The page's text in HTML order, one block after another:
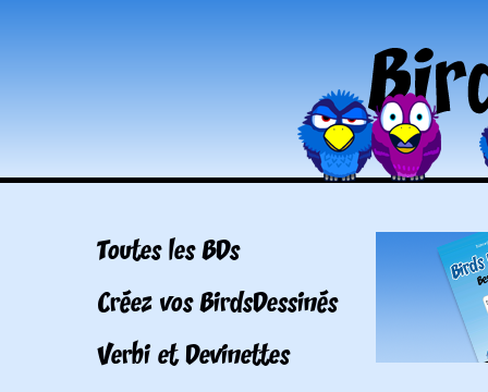
Toutes les BDs
Créez vos BirdsDessinés
Verbi et Devinettes